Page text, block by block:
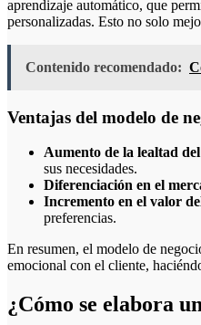
aprendizaje automático, que
personalizadas. Esto no solo
Contenido recomendado:
Ventajas del modelo de
Aumento de la lealtad
sus necesidades.
Diferenciación en el
Incremento en el valor
preferencias.
En resumen, el modelo de
emocional con el cliente,
¿Cómo se elabora